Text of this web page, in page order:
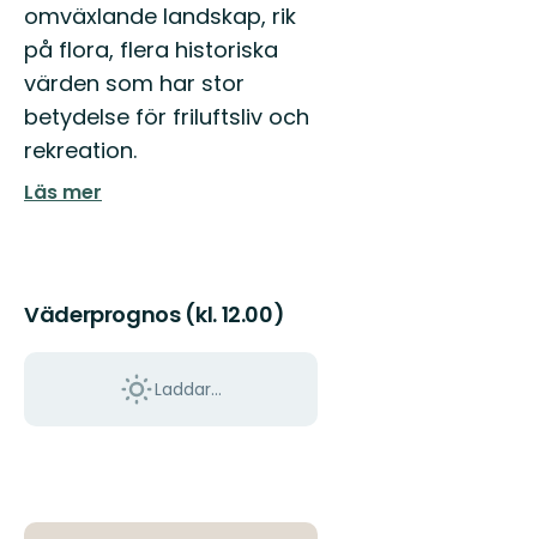
omväxlande landskap, rik
på flora, flera historiska
värden som har stor
betydelse för friluftsliv och
rekreation.
Läs mer
Väderprognos (kl. 12.00)
Laddar...